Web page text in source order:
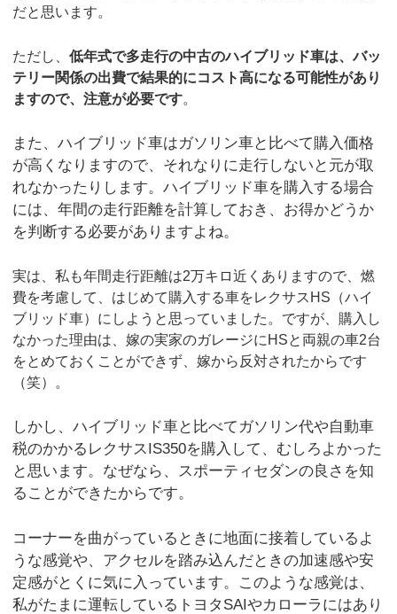
だと思います。
ただし、低年式で多走行の中古のハイブリッド車は、バッ
テリー関係の出費で結果的にコスト高になる可能性があり
ますので、注意が必要です。
また、ハイブリッド車はガソリン車と比べて購入価格
が高くなりますので、それなりに走行しないと元が取
れなかったりします。ハイブリッド車を購入する場合
には、年間の走行距離を計算しておき、お得かどうか
を判断する必要がありますよね。
実は、私も年間走行距離は2万キロ近くありますので、燃
費を考慮して、はじめて購入する車をレクサスHS（ハイ
ブリッド車）にしようと思っていました。ですが、購入し
なかった理由は、嫁の実家のガレージにHSと両親の車2台
をとめておくことができず、嫁から反対されたからです
（笑）。
しかし、ハイブリッド車と比べてガソリン代や自動車
税のかかるレクサスIS350を購入して、むしろよかった
と思います。なぜなら、スポーティセダンの良さを知
ることができたからです。
コーナーを曲がっているときに地面に接着しているよ
うな感覚や、アクセルを踏み込んだときの加速感や安
定感がとくに気に入っています。このような感覚は、
私がたまに運転しているトヨタSAIやカローラにはあり